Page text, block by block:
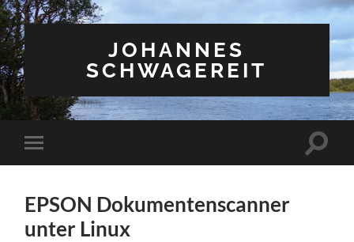
JOHANNES
SCHWAGEREIT
Mobile-
Menü
EPSON Dokumentenscanner
unter Linux